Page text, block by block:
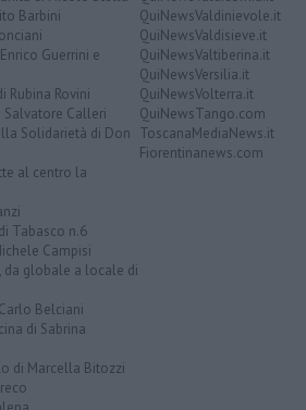
Barbini
Guerrini e
Rubina Rovini
Calleri
Solidarietà di Don
al centro la
Tabasco n.6
Campisi
da globale a locale di
Belciani
di Sabrina
di Marcella Bitozzi
QuiNewsValdinievole.it
QuiNewsValdisieve.it
QuiNewsValtiberina.it
QuiNewsVersilia.it
QuiNewsVolterra.it
QuiNewsTango.com
ToscanaMediaNews.it
Fiorentinanews.com